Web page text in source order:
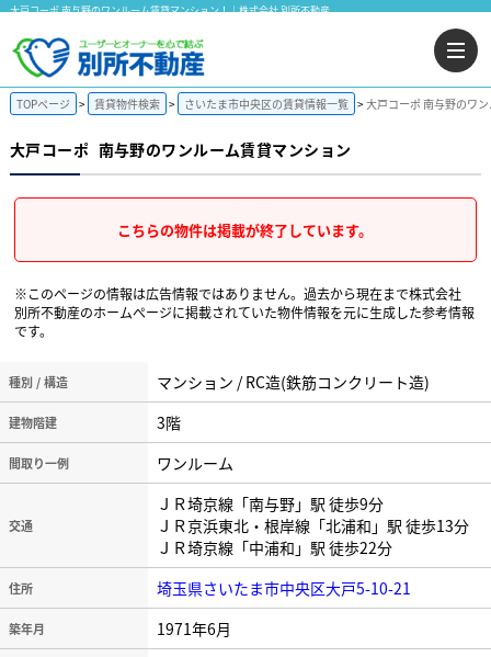
大戸コーポ 南与野のワンルーム賃貸マンション！｜株式会社 別所不動産
TOPページ 賃貸物件検索 さいたま市中央区の賃貸情報一覧 大戸コーポ 南与野のワ
大戸コーポ 南与野のワンルーム賃貸マンション
こちらの物件は掲載が終了しています。
※このページの情報は広告情報ではありません。過去から現在まで株式会社
別所不動産のホームぺージに掲載されていた物件情報を元に生成した参考情報
です。
種別 / 構造 マンション / RC造(鉄筋コンクリート造)
建物階建 3階
間取り一例 ワンルーム
交通
ＪＲ埼京線「南与野」駅 徒歩9分
ＪＲ京浜東北・根岸線「北浦和」駅 徒歩13分
ＪＲ埼京線「中浦和」駅 徒歩22分
住所 埼玉県さいたま市中央区大戸5-10-21
築年月 1971年6月